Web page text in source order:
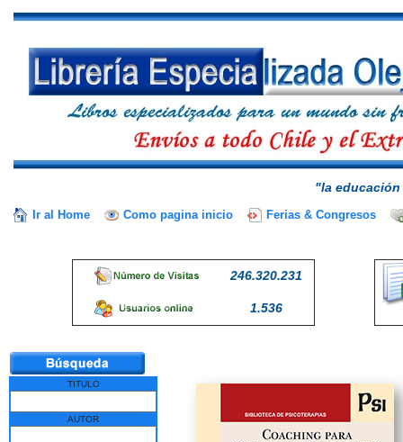
"la
Ir al Home Como pagina inicio Ferias & Congresos
246.320.231
1.536
TITULO
AUTOR